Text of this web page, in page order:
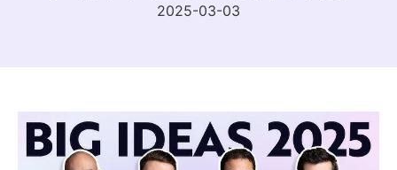
2025-03-03